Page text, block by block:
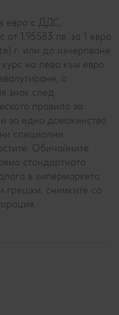
евро с ДДС,
1,95583 лв. за 1 евро
г. или до изчерпване
на лева към евро
а
знак след
правило за
за едно домакинство
специални
Обичайните
стандартната
в хипермаркета.
грешки, снимките са